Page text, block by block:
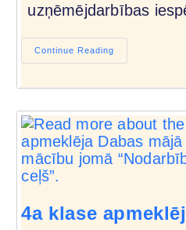
uzņēmējdarbības
Continue Reading
4a klase